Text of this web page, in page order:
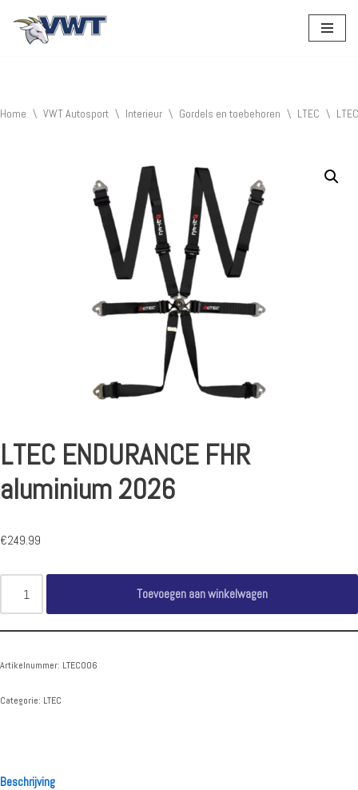
Home \ VWT Autosport \ Interieur \ Gordels en toebehoren \ LTEC \
LTEC ENDURANCE FHR
aluminium 2026
€249.99
Toevoegen aan winkelwagen
Artikelnummer: LTEC006
Categorie: LTEC
Beschrijving